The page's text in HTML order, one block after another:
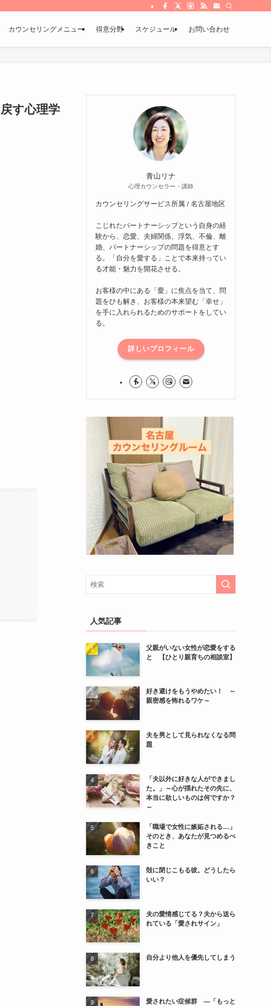
カウンセリングメニュー 得意分野 スケジュール お問い合わせ
す心理学
青山リナ
心理カウンセラー・講師
カウンセリングサービス所属 / 名古屋地区
こじれたパートナーシップという自身の経
験から、恋愛、夫婦関係、浮気、不倫、離
婚、パートナーシップの問題を得意とす
る。「自分を愛する」ことで本来持ってい
る才能・魅力を開花させる。
お客様の中にある「愛」に焦点を当て、問
題をひも解き、お客様の本来望む「幸せ」
を手に入れられるためのサポートをしてい
る。
詳しいプロフィール
人気記事
父親がいない女性が恋愛をする
と 【ひとり親育ちの相談室】
好き避けをもうやめたい！ ～
親密感を怖れるワケ～
夫を男として見られなくなる問
題
「夫以外に好きな人ができまし
た。」～心が揺れたその先に、
本当に欲しいものは何ですか？
～
「職場で女性に嫉妬される…」
そのとき、あなたが見つめるべ
きこと
殻に閉じこもる彼。どうしたら
いい？
夫の愛情感じてる？夫から送ら
れている「愛されサイン」
自分より他人を優先してしまう
愛されたい症候群 ―「もっと